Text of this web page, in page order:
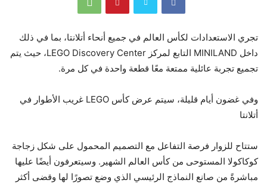
تجري الاستعدادات لكأس العالم في جميع أنحاء أتلانتا، بما في ذلك
داخل MINILAND التابع لمركز LEGO Discovery Center، حيث يتم
تجميع تجربة عائلية ممتعة معًا قطعة واحدة في كل مرة.
وفي غضون أيام قليلة، سيتم عرض كأس LEGO غريب الأطوار في
أتلانتا
ستتاح للزوار فرصة التفاعل مع التصميم المحمول على شكل زجاجة
كوكاكولا المستوحى من كأس العالم الشهير. وسيتعرفون أيضًا عليها
مباشرةً من صانع النماذج الرئيسي الذي وضع تصورًا لها وقضى أكثر